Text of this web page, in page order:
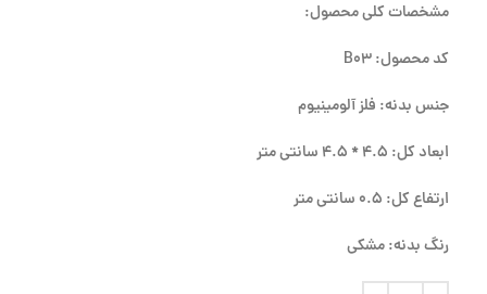
مشخصات کلی محصول:
کد محصول: B03
جنس بدنه: فلز آلومینیوم
ابعاد کل: 4.5 * 4.5 سانتی متر
ارتفاع کل: 0.5 سانتی متر
رنگ بدنه: مشکی